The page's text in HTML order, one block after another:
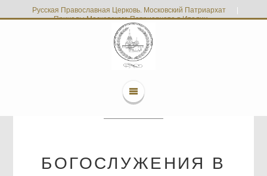
Русская Православная Церковь. Московский Патриархат
Приходы Московского Патриархата в Италии
БОГОСЛУЖЕНИЯ В